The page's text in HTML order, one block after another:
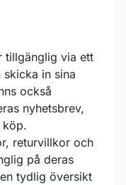
tillgänglig via ett
in sina
också
nyhetsbrev,
köp.
returvillkor och
på deras
tydlig översikt